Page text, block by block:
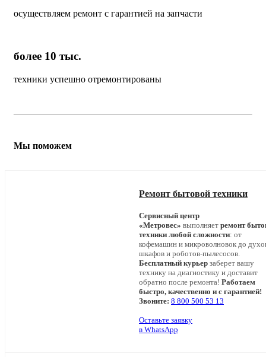
осуществляем ремонт с гарантией на запчасти
более 10 тыс.
техники успешно отремонтированы
Мы поможем
Ремонт бытовой техники
Сервисный центр
«Метровес» выполняет ремонт
техники любой сложности: от
кофемашин и микроволновок до
шкафов и роботов-пылесосов.
Бесплатный курьер заберет вашу
технику на диагностику и доставит
обратно после ремонта! Работаем
быстро, качественно и с гарантией!
Звоните: 8 800 500 53 13
Оставьте заявку
в WhatsApp